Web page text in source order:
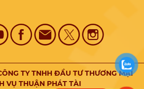
TY TNHH ĐẦU TƯ THƯƠNG MẠI
VỤ THUẬN PHÁT TÀI